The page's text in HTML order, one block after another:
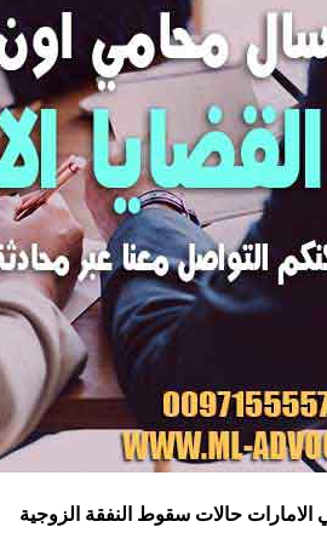
الامارات حالات سقوط النفقة الزوجية